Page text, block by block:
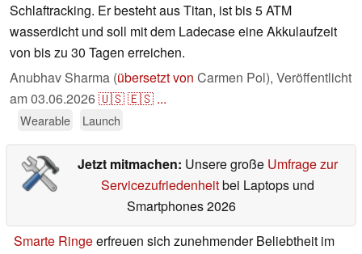
Schlaftracking. Er besteht aus Titan, ist bis 5 ATM
wasserdicht und soll mit dem Ladecase eine Akkulaufzeit
von bis zu 30 Tagen erreichen.
Anubhav Sharma (übersetzt von Carmen Pol), Veröffentlicht
am03.06.2026🇺🇸🇪🇸 ...
Wearable Launch
Jetzt mitmachen: Unsere große Umfrage zur
Servicezufriedenheitbei Laptops und
Smartphones 2026
Smarte Ringeerfreuen sich zunehmender Beliebtheit im